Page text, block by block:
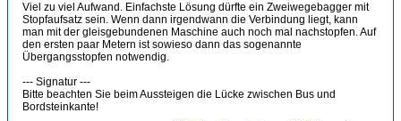
Viel zu viel Aufwand. Einfachste Lösung dürfte ein Zweiwegebagger mit
Stopfaufsatz sein. Wenn dann irgendwann die Verbindung liegt, kann
man mit der gleisgebundenen Maschine auch noch mal nachstopfen. Auf
den ersten paar Metern ist sowieso dann das sogenannte
Übergangsstopfen notwendig.
--- Signatur ---
Bitte beachten Sie beim Aussteigen die Lücke zwischen Bus und
Bordsteinkante!